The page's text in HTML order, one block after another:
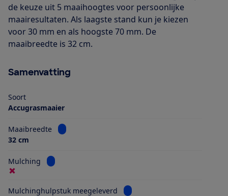
de keuze uit 5 maaihoogtes voor persoonlijke
maairesultaten. Als laagste stand kun je kiezen
voor 30 mm en als hoogste 70 mm. De
maaibreedte is 32 cm.
Samenvatting
Soort
Accugrasmaaier
Maaibreedte
Bekijk informatie voor Maaibreedte
32 cm
Mulching Bekijk informatie voor Mulching
Mulchinghulpstuk meegeleverd Bekijk informatie voor